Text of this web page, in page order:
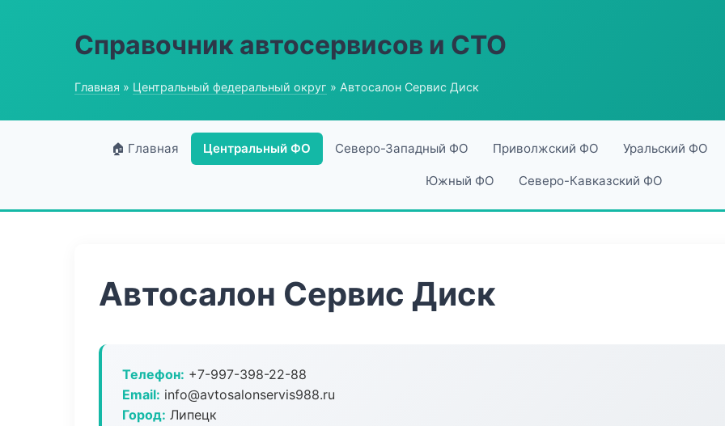
Справочник автосервисов и СТО
Главная » Центральный федеральный округ » Автосалон Сервис Диск
🏠 Главная Центральный ФО Северо-Западный ФО Приволжский ФО Уральский ФО
Южный ФО Северо-Кавказский ФО
Автосалон Сервис Диск
Телефон: +7-997-398-22-88
Email: info@avtosalonservis988.ru
Город: Липецк